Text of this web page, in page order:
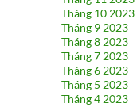
Tháng 10 2023
Tháng 9 2023
Tháng 8 2023
Tháng 7 2023
Tháng 6 2023
Tháng 5 2023
Tháng 4 2023